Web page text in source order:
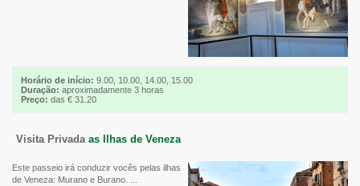
Horário de início: 9.00, 10.00, 14.00, 15.00
Duração: aproximadamente 3 horas
Preço: das € 31.20
Visita Privada as Ilhas de Veneza
Este passeio irá conduzir vocês pelas ilhas
de Veneza: Murano e Burano. ...